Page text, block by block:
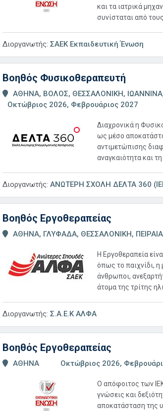
και τα ιατρικά
συνίσταται από τους
Διοργανωτής: ΣΑΕΚ Εκπαιδευτική Ένωση
Βοηθός Φυσικοθεραπευτή
ΑΘΗΝΑ, ΒΟΛΟΣ, ΘΕΣΣΑΛΟΝΙΚΗ,
Οκτώβριος 2026, Φεβρουάριος 2027
Διαχρονικά η
ως μέσο
αντιμετώπισης
αναγκαιότητα και
Διοργανωτής: ΑΝΩΤΕΡΗ ΣΧΟΛΗ ΔΕΛΤΑ 360
Βοηθός Εργοθεραπείας
ΑΘΗΝΑ, ΓΛΥΦΑΔΑ, ΘΕΣΣΑΛΟΝΙΚΗ,
Η Εργοθεραπεία
όπως το παιχνίδι,
άνθρωποι,
άτομα της τρίτης
Διοργανωτής: Σ.Α.Ε.Κ ΑΛΦΑ
Βοηθός Εργοθεραπείας
ΑΘΗΝΑ Οκτώβριος 2026,
O απόφοιτος των
γνώσεις και
αποκατάσταση της